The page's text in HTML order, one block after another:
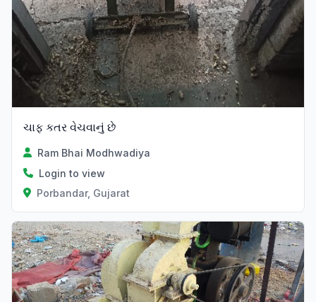
ચાફ કતર વેચવાનું છે
Ram Bhai Modhwadiya
Login to view
Porbandar, Gujarat